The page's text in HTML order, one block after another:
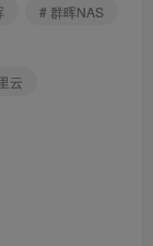
# 群晖NAS
云